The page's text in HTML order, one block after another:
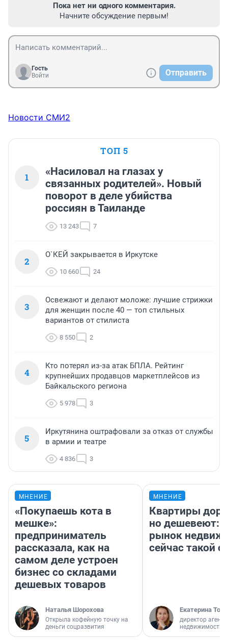
Пока нет ни одного комментария.
Начните обсуждение первым!
Гость
Войти
Отправить
Новости СМИ2
ТОП 5
1
«Насиловал на глазах у
связанных родителей». Новый
поворот в деле убийства
россиян в Таиланде
13 243 7
2
О`КЕЙ закрывается в Иркутске
10 660 24
3
Освежают и делают моложе: лучшие стрижки
для женщин после 40 — топ стильных
вариантов от стилиста
8 550 2
4
Кто потерял из-за атак БПЛА. Рейтинг
крупнейших продавцов маркетплейсов из
Байкальского региона
5 978 3
5
Иркутянина оштрафовали за отказ от службы
в армии и театре
4 836 3
МНЕНИЕ
«Покупаешь кота в
мешке»:
предприниматель
рассказала, как на
самом деле устроен
бизнес со складами
дешевых товаров
Наталья Шорохова
Открыла кофейную точку на
деньги соцразвития
МНЕНИЕ
Квартиры
но дешевеют:
рынок
сейчас такой
Екатерина
директор
недвижимости